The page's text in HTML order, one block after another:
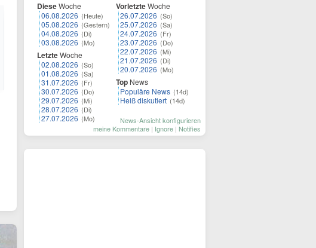
DieseWoche
06.08.2026 (Heute)
05.08.2026 (Gestern)
04.08.2026 (Di)
03.08.2026 (Mo)
LetzteWoche
02.08.2026 (So)
01.08.2026 (Sa)
31.07.2026 (Fr)
30.07.2026 (Do)
29.07.2026 (Mi)
28.07.2026 (Di)
27.07.2026 (Mo)
VorletzteWoche
26.07.2026 (So)
25.07.2026 (Sa)
24.07.2026 (Fr)
23.07.2026 (Do)
22.07.2026 (Mi)
21.07.2026 (Di)
20.07.2026 (Mo)
Top News
Populäre News (14d)
Heiß diskutiert (14d)
News-Ansicht konfigurieren
meine Kommentare | Ignore | Notifies